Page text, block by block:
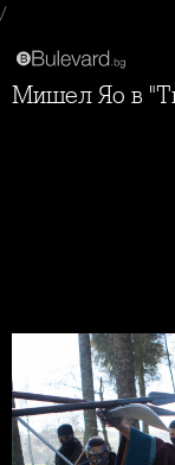
/
Мишел Яо в